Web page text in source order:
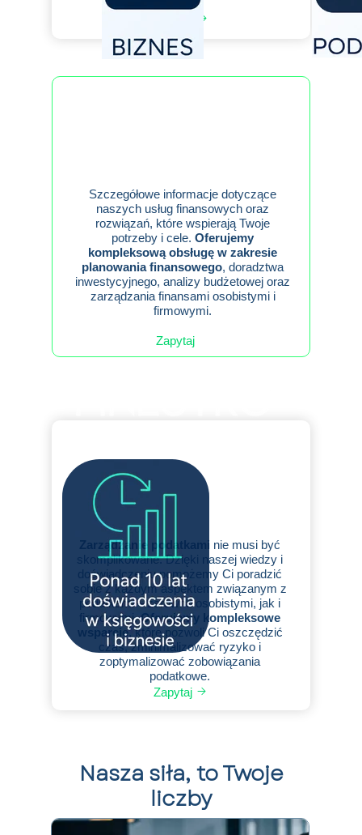
Zapytaj
Szczegółowe informacje dotyczące
naszych usług finansowych oraz
rozwiązań, które wspierają Twoje
potrzeby i cele. Oferujemy
kompleksową obsługę w zakresie
planowania finansowego, doradztwa
inwestycyjnego, analizy budżetowej oraz
zarządzania finansami osobistymi i
firmowymi.
Zapytaj
Zarządzanie podatkami nie musi być
skomplikowane. Dzięki naszej wiedzy i
doświadczeniu pomożemy Ci poradzić
sobie z każdym aspektem związanym z
podatkami – zarówno osobistymi, jak i
firmowymi.Oferujemy kompleksowe
wsparcie, które pozwoli Ci oszczędzić
czas, zminimalizować ryzyko i
zoptymalizować zobowiązania
podatkowe.
Nasza siła, to Twoje
liczby